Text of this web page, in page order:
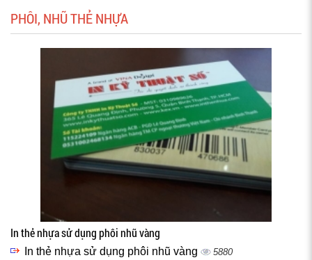
PHÔI, NHŨ THẺ NHỰA
In thẻ nhựa sử dụng phôi nhũ vàng
In thẻ nhựa sử dụng phôi nhũ vàng 5880